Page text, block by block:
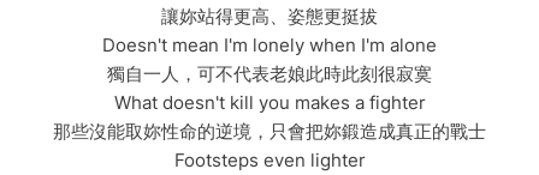
讓妳站得更高、姿態更挺拔
Doesn't mean I'm lonely when I'm alone
獨自一人，可不代表老娘此時此刻很寂寞
What doesn't kill you makes a fighter
那些沒能取妳性命的逆境，只會把妳鍛造成真正的戰士
Footsteps even lighter